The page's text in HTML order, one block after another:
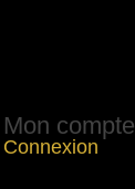
Mon compte
Connexion